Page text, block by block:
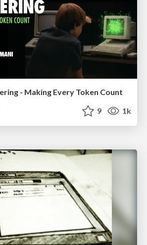
- Making Every Token Count
9 1k